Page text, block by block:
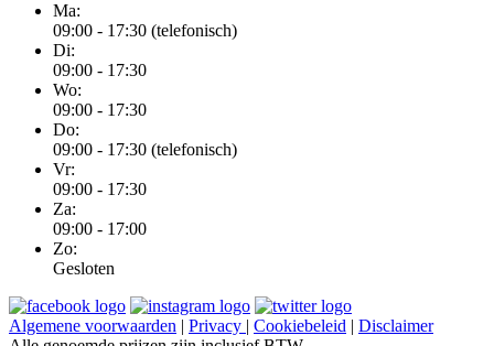
Ma:
09:00 - 17:30 (telefonisch)
Di:
09:00 - 17:30
Wo:
09:00 - 17:30
Do:
09:00 - 17:30 (telefonisch)
Vr:
09:00 - 17:30
Za:
09:00 - 17:00
Zo:
Gesloten
Algemene voorwaarden | Privacy | Cookiebeleid | Disclaimer